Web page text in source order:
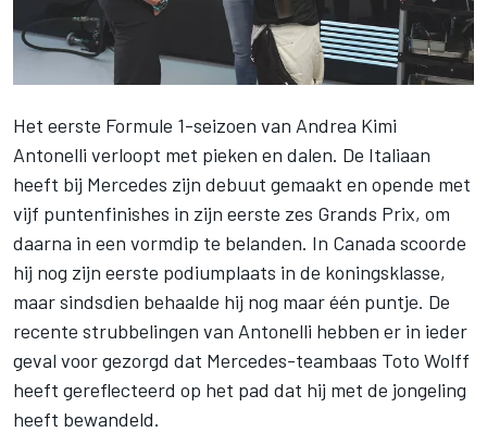
Het eerste Formule 1-seizoen van Andrea Kimi
Antonelli verloopt met pieken en dalen. De Italiaan
heeft bij Mercedes zijn debuut gemaakt en opende met
vijf puntenfinishes in zijn eerste zes Grands Prix, om
daarna in een vormdip te belanden. In Canada scoorde
hij nog zijn eerste podiumplaats in de koningsklasse,
maar sindsdien behaalde hij nog maar één puntje. De
recente strubbelingen van Antonelli hebben er in ieder
geval voor gezorgd dat Mercedes-teambaas Toto Wolff
heeft gereflecteerd op het pad dat hij met de jongeling
heeft bewandeld.